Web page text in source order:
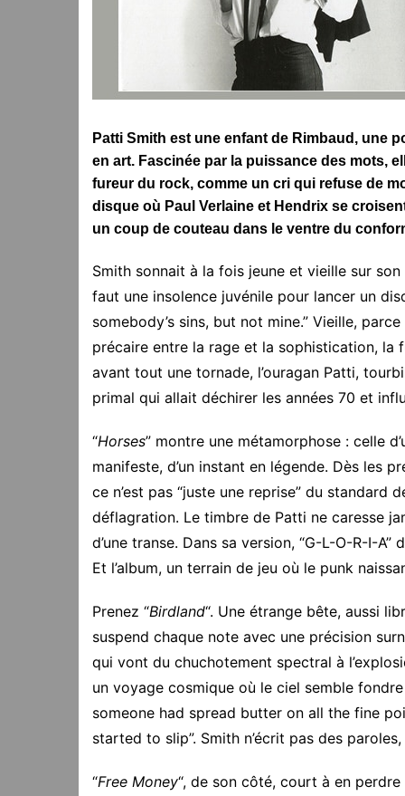
Patti Smith est une enfant de Rimbaud, une
en art. Fascinée par la puissance des mots,
fureur du rock, comme un cri qui refuse de
disque où Paul Verlaine et Hendrix se
un coup de couteau dans le ventre du
Smith sonnait à la fois jeune et vieille sur son
faut une insolence juvénile pour lancer un
somebody’s sins, but not mine.” Vieille,
précaire entre la rage et la sophistication, la
avant tout une tornade, l’ouragan Patti,
primal qui allait déchirer les années 70 et
“Horses” montre une métamorphose : celle
manifeste, d’un instant en légende. Dès les
ce n’est pas “juste une reprise” du standard
déflagration. Le timbre de Patti ne caresse
d’une transe. Dans sa version, “G-L-O-R-I-
Et l’album, un terrain de jeu où le punk
Prenez “Birdland“. Une étrange bête, aussi
suspend chaque note avec une précision
qui vont du chuchotement spectral à
un voyage cosmique où le ciel semble
someone had spread butter on all the fine
started to slip”. Smith n’écrit pas des
“Free Money“, de son côté, court à en